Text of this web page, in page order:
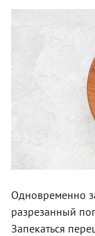
Одновременно
разрезанный
Запекаться